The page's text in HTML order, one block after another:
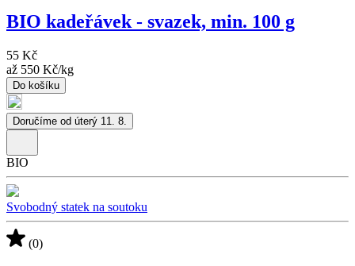
BIO kadeřávek - svazek, min. 100 g
55 Kč
až 550 Kč/kg
Do košíku
Doručíme od úterý 11. 8.
BIO
Svobodný statek na soutoku
(0)